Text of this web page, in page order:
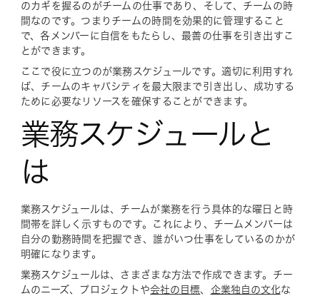
のカギを握るのがチームの仕事であり、そして、チームの時
間なのです。つまりチームの時間を効果的に管理すること
で、各メンバーに自信をもたらし、最善の仕事を引き出すこ
とができます。
ここで役に立つのが業務スケジュールです。適切に利用すれ
ば、チームのキャパシティを最大限まで引き出し、成功する
ために必要なリソースを確保することができます。
業務スケジュールと
は
業務スケジュールは、チームが業務を行う具体的な曜日と時
間帯を詳しく示すものです。これにより、チームメンバーは
自分の勤務時間を把握でき、誰がいつ仕事をしているのかが
明確になります。
業務スケジュールは、さまざまな方法で作成できます。チー
ムのニーズ、プロジェクトや会社の目標、 企業独自の文化な